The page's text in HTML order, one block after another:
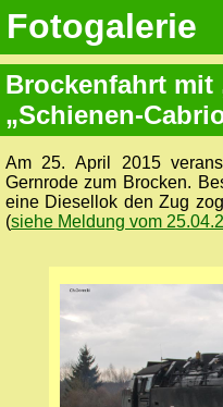
Fotogalerie
Brockenfahrt mit
„Schienen-
Am 25. April 2015
Gernrode zum Brocken.
eine Diesellok den Zug
(siehe Meldung vom